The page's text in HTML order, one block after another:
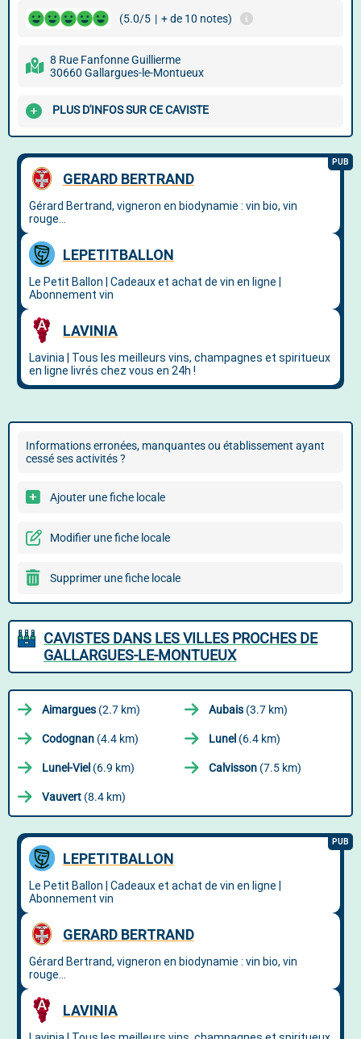
(5.0/5 | + de 10 notes)
8 Rue Fanfonne Guillierme
30660 Gallargues-le-Montueux
PLUS D'INFOS SUR CE CAVISTE
Informations erronées, manquantes ou établissement ayant
cessé ses activités ?
Ajouter une fiche locale
Modifier une fiche locale
Supprimer une fiche locale
CAVISTES DANS LES VILLES PROCHES DE
GALLARGUES-LE-MONTUEUX
Aimargues (2.7 km) Aubais (3.7 km)
Codognan (4.4 km) Lunel (6.4 km)
Lunel-Viel (6.9 km) Calvisson (7.5 km)
Vauvert (8.4 km)